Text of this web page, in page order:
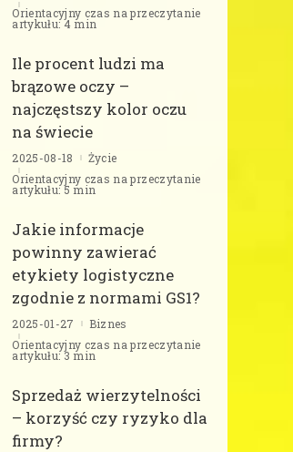
Orientacyjny czas na przeczytanie
artykułu: 4 min
Ile procent ludzi ma
brązowe oczy –
najczęstszy kolor oczu
na świecie
2025-08-18
Życie
Orientacyjny czas na przeczytanie
artykułu: 5 min
Jakie informacje
powinny zawierać
etykiety logistyczne
zgodnie z normami GS1?
2025-01-27
Biznes
Orientacyjny czas na przeczytanie
artykułu: 3 min
Sprzedaż wierzytelności
– korzyść czy ryzyko dla
firmy?